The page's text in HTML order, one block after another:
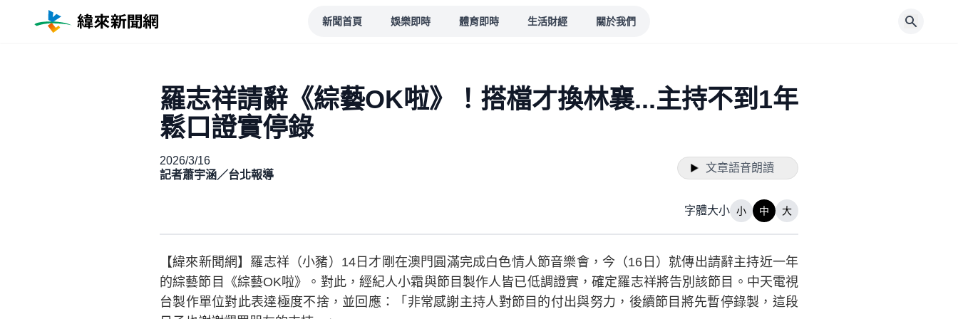
新聞首頁 娛樂即時 體育即時 生活財經 關於我們
羅志祥請辭《綜藝OK啦》！搭檔才換林襄...主持不到1年
鬆口證實停錄
2026/3/16
記者蕭宇涵／台北報導
文章語音朗讀
字體大小 小 中 大
【緯來新聞網】羅志祥（小豬）14日才剛在澳門圓滿完成白色情人節音樂會，今（16日）就傳出請辭主持近一年
的綜藝節目《綜藝OK啦》。對此，經紀人小霜與節目製作人皆已低調證實，確定羅志祥將告別該節目。中天電視
台製作單位對此表達極度不捨，並回應：「非常感謝主持人對節目的付出與努力，後續節目將先暫停錄製，這段